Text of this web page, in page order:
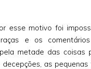
esse motivo foi
e os
metade das coisas
as